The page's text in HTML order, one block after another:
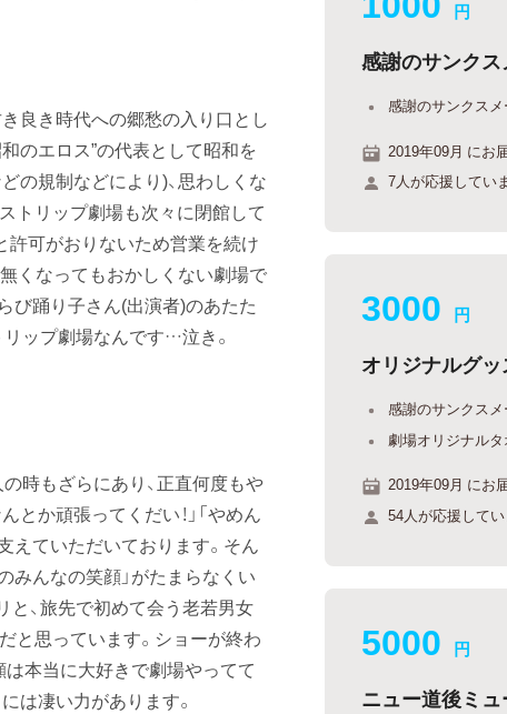
良き時代への郷愁の入り口とし
のエロス”の代表として昭和を
の規制などにより)、思わしくな
リップ劇場も次々に閉館して
許可がおりないため営業を続け
くなってもおかしくない劇場で
び踊り子さん(出演者)のあたた
ップ劇場なんです…泣き。
時もざらにあり、正直何度もや
か頑張ってくだい！」「やめん
えていただいております。そん
みんなの笑顔」がたまらなくい
、旅先で初めて会う老若男女
だと思っています。ショーが終わ
は本当に大好きで劇場やってて
は凄い力があります。
円
感謝のサンク
感謝のサンクス
2019年09月 にお
7人が応援してい
3000 円
オリジナルグ
感謝のサンクス
劇場オリジナル
2019年09月 にお
54人が応援してい
5000 円
ニュー道後ミ